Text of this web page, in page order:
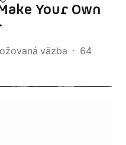
Your Own
väzba
64